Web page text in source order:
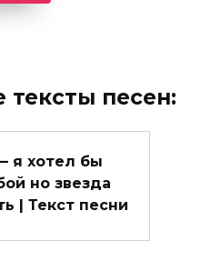
тексты песен:
я хотел бы
но звезда
| Текст песни